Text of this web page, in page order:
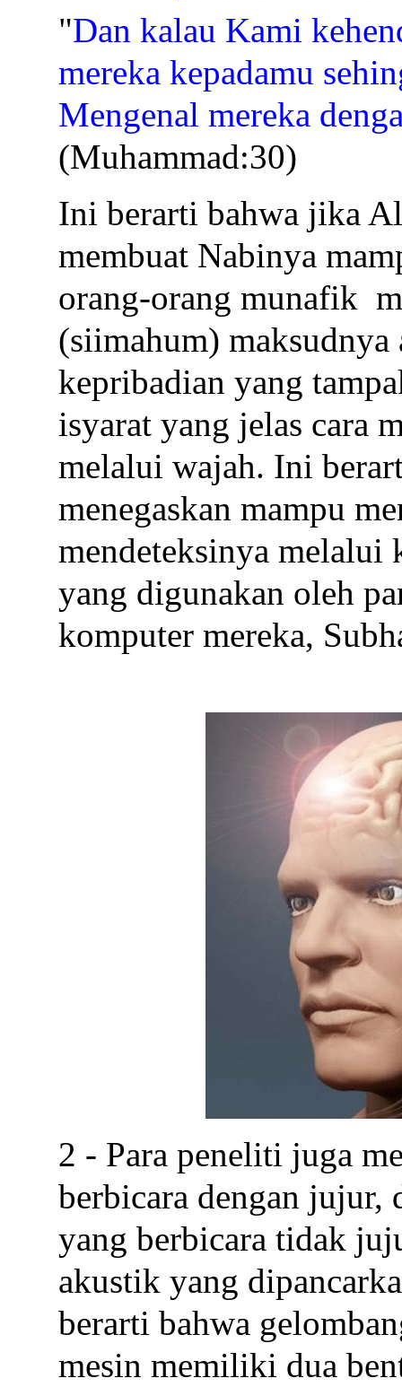
"Dan kalau Kami
mereka kepadamu
Mengenal mereka
(Muhammad:30)
Ini berarti bahwa jika
membuat Nabinya
orang-orang munafik
(siimahum)
kepribadian yang
isyarat yang jelas cara
melalui wajah. Ini
menegaskan mampu
mendeteksinya
yang digunakan oleh
komputer mereka,
2 - Para peneliti juga
berbicara dengan jujur,
yang berbicara tidak
akustik yang
berarti bahwa
mesin memiliki dua